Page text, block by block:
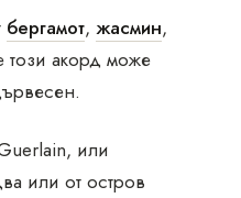
бергамот, жасмин,
този акорд може
или
или от остров